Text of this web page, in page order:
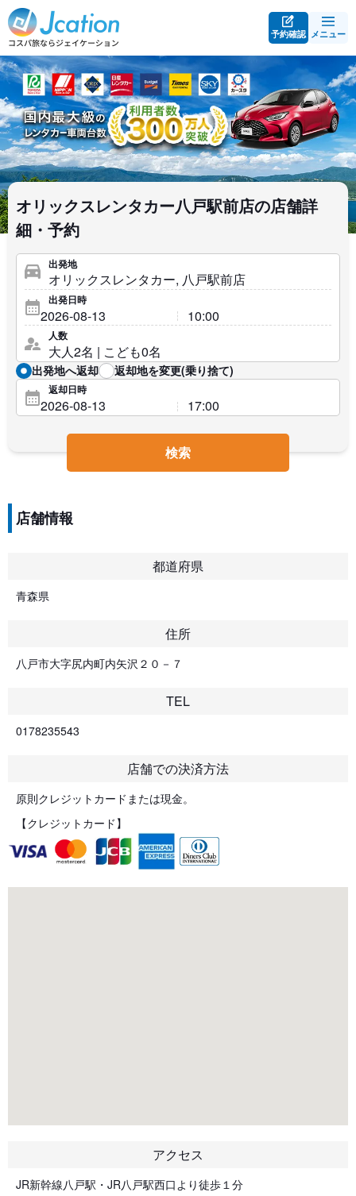
予約確認 メニュー
オリックスレンタカー八戸駅前店の店舗詳
細・予約
出発地
出発日時
人数
出発地へ返却 返却地を変更(乗り捨て)
返却日時
検索
店舗情報
都道府県
青森県
住所
八戸市大字尻内町内矢沢２０－７
TEL
0178235543
店舗での決済方法
原則クレジットカードまたは現金。
【クレジットカード】
アクセス
JR新幹線八戸駅・JR八戸駅西口より徒歩１分